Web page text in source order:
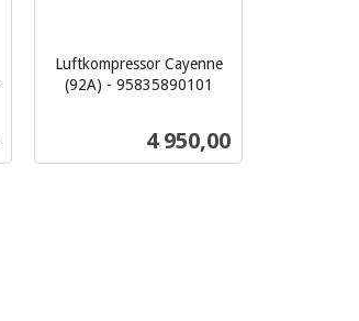
Luftkompressor Cayenne
(92A) - 95835890101
Pris
4 950,00